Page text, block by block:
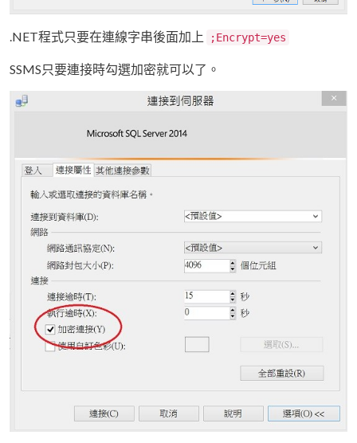
.NET程式只要在連線字串後面加上 ;Encrypt=yes
SSMS只要連接時勾選加密就可以了。